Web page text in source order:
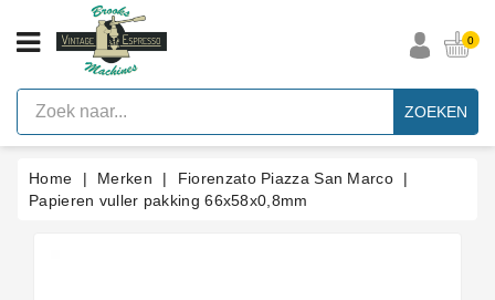
CATEGORIE
Vintage
Espresso
Machines
E61
Espresso
0
ZOEKEN
Home Merken
Fiorenzato Piazza San Marco
Papieren vuller pakking 66x58x0,8mm